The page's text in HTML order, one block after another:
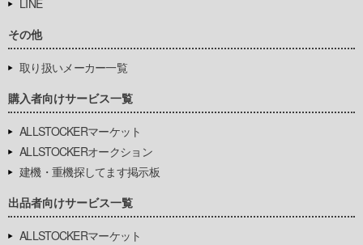
LINE
その他
取り扱いメーカー一覧
購入者向けサービス一覧
ALLSTOCKERマーケット
ALLSTOCKERオークション
建機・重機探してます掲示板
出品者向けサービス一覧
ALLSTOCKERマーケット